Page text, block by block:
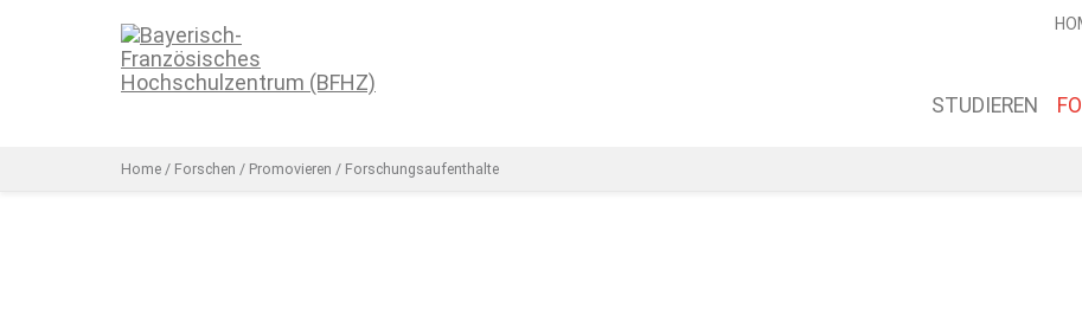
STUDIEREN
Home / Forschen / Promovieren / Forschungsaufenthalte